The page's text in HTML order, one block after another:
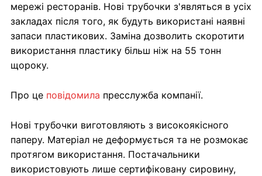
мережі ресторанів. Нові трубочки з'являться в усіх
закладах після того, як будуть використані наявні
запаси пластикових. Заміна дозволить скоротити
використання пластику більш ніж на 55 тонн
щороку.
Про це повідомила пресслужба компанії.
Нові трубочки виготовляють з високоякісного
паперу. Матеріал не деформується та не розмокає
протягом використання. Постачальники
використовують лише сертифіковану сировину,